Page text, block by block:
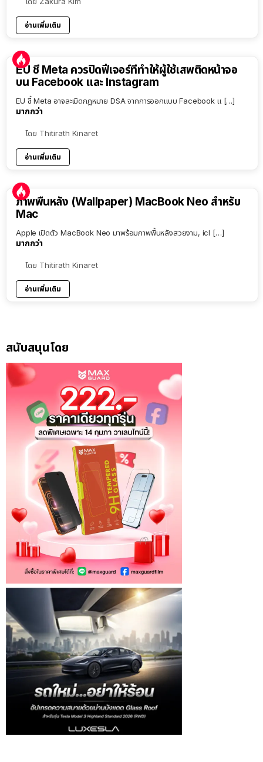
อ่านเพิ่มเติม
EU ชี้ Meta ควรปิดฟีเจอร์ที่ทำให้ผู้ใช้เสพติดหน้าจอ
บน Facebook และ Instagram
EU ชี้ Meta อาจละเมิดกฎหมาย DSA จากการออกแบบ Facebook แ […]
มากกว่า
โดย Thitirath Kinaret
อ่านเพิ่มเติม
ภาพพื้นหลัง (Wallpaper) MacBook Neo สำหรับ
Mac
Apple เปิดตัว MacBook Neo มาพร้อมภาพพื้นหลังสวยงาม, icl […]
มากกว่า
โดย Thitirath Kinaret
อ่านเพิ่มเติม
สนับสนุนโดย